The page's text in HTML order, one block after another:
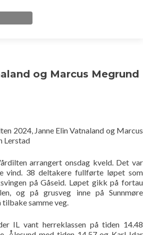
VEKSLE NAVIGASJON
Løpene
Terminliste
Statistikk
Løpegrupper
Bildegalleri
og Marcus Megrund
2024, Janne Elin Vatnaland og Marcus
Lerstad
arrangert onsdag kveld. Det var
vind. 38 deltakere fullførte løpet som
på Gåseid. Løpet gikk på fortau
og på grusveg inne på Sunnmøre
tilbake samme veg.
IL vant herreklassen på tiden 14.48